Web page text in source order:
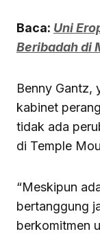
Baca: Uni
Beribadah di
Benny Gantz,
kabinet
tidak ada
di Temple
“Meskipun
bertanggung
berkomitmen